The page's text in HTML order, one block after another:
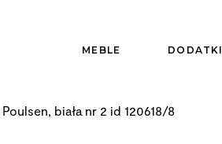
MEBLE DODATKI
biała nr 2 id 120618/8